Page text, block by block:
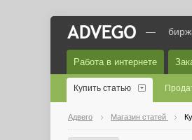
—
Работа в интернете
Купить статью
Адвего Магазин статей